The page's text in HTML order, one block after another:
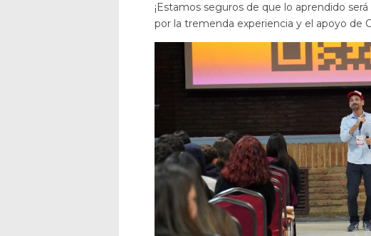
¡Estamos seguros de que lo aprendido
por la tremenda experiencia y el apoyo de